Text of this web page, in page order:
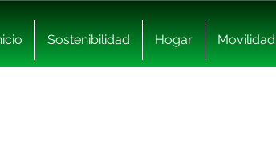
Sostenibilidad Hogar Movilidad